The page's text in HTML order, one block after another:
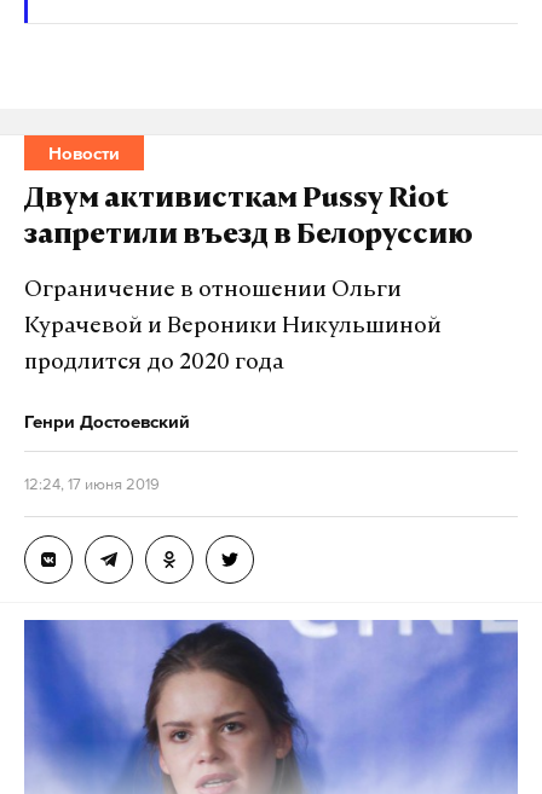
Новости
Двум активисткам Pussy Riot
запретили въезд в Белоруссию
Ограничение в отношении Ольги
Курачевой и Вероники Никульшиной
продлится до 2020 года
Генри Достоевский
12:24, 17 июня 2019